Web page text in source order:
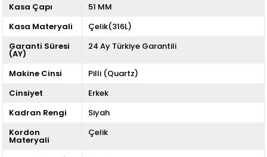
Kasa Çapı
51 MM
Kasa Materyali
Çelik(316L)
Garanti Süresi
(AY)
24 Ay Türkiye Garantili
Makine Cinsi
Pilli (Quartz)
Cinsiyet
Erkek
Kadran Rengi
Siyah
Kordon
Materyali
Çelik